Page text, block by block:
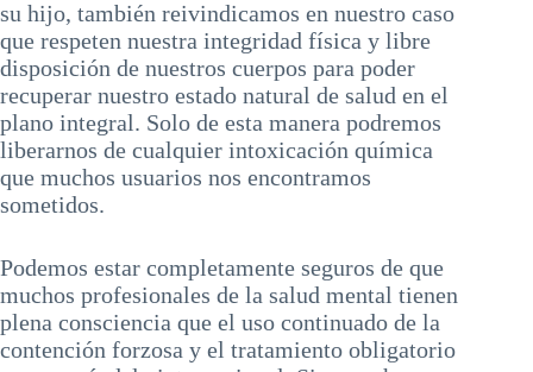
su hijo, también reivindicamos en nuestro caso
que respeten nuestra integridad física y libre
disposición de nuestros cuerpos para poder
recuperar nuestro estado natural de salud en el
plano integral. Solo de esta manera podremos
liberarnos de cualquier intoxicación química
que muchos usuarios nos encontramos
sometidos.
Podemos estar completamente seguros de que
muchos profesionales de la salud mental tienen
plena consciencia que el uso continuado de la
contención forzosa y el tratamiento obligatorio